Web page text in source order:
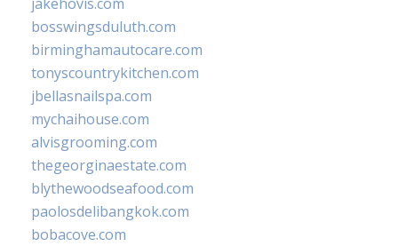
bosswingsduluth.com
birminghamautocare.com
tonyscountrykitchen.com
jbellasnailspa.com
mychaihouse.com
alvisgrooming.com
thegeorginaestate.com
blythewoodseafood.com
paolosdelibangkok.com
bobacove.com